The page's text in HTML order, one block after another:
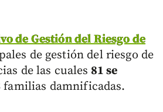
de Gestión del Riesgo de
de gestión del riesgo de
de las cuales 81 se
familias damnificadas.